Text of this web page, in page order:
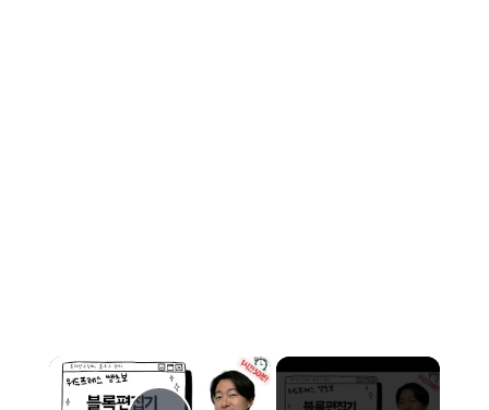
×